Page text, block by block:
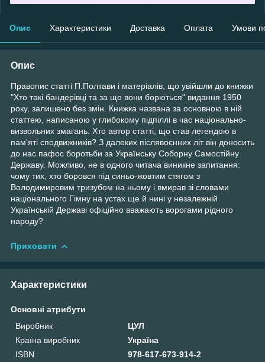
Опис Характеристики Доставка Оплата Умови
Опис
Правопис статті П.Полтави і матеріалів, що увійшли до книжки
"Хто такі бандерівці та за що вони борються" видання 1950
року, залишено без змін. Книжка названа за основною в ній
статтею, написаною у глибокому підпіллі в час національно-
визвольних змагань. Хто автор статті, що став легендою в
пам'яті сподвижників? З далеких післявоєнних літ він доносить
до нас пафос боротьби за Українську Соборну Самостійну
Державу. Можливо, не в одного читача виникне запитання:
чому тих, хто боровся під синьо-жовтим стягом з
Володимировим тризубом на ньому і вмирав зі словами
національного Гімну на устах ще й нині у незалежній
Українській Державі офіційно вважають ворогами рідного
народу?
Приховати
Характеристики
Основні атрибути
Виробник
ЦУЛ
Країна виробник
Україна
ISBN
978-617-673-914-2